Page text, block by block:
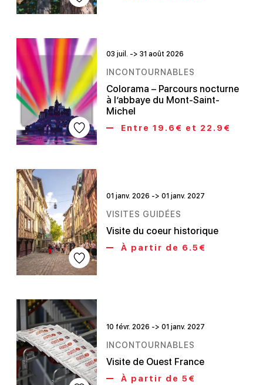
03 juil. -> 31 août 2026
INCONTOURNABLES
Colorama – Parcours nocturne
à l’abbaye du Mont-Saint-
Michel
Entre 19.6€ et 22.9€
01 janv. 2026 -> 01 janv. 2027
VISITES GUIDÉES
Visite du coeur historique
À partir de 6.5€
10 févr. 2026 -> 01 janv. 2027
INCONTOURNABLES
Visite de Ouest France
À partir de 5€